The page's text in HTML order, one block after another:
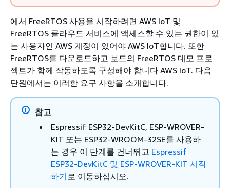
에서 FreeRTOS 사용을 시작하려면 AWS IoT 및
FreeRTOS 클라우드 서비스에 액세스할 수 있는 권한이 있
는 사용자인 AWS 계정이 있어야 AWS IoT합니다. 또한
FreeRTOS를 다운로드하고 보드의 FreeRTOS 데모 프로
젝트가 함께 작동하도록 구성해야 합니다 AWS IoT. 다음
단원에서는 이러한 요구 사항을 소개합니다.
참고
Espressif ESP32-DevKitC, ESP-WROVER-
KIT 또는 ESP32-WROOM-32SE를 사용하
는 경우 이 단계를 건너뛰고 Espressif
ESP32-DevKitC 및 ESP-WROVER-KIT 시작
하기로 이동하십시오.